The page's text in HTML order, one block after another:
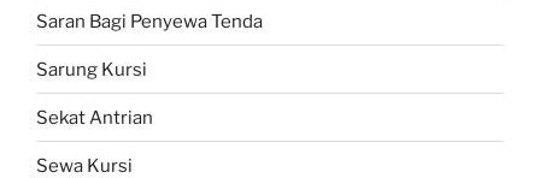
Saran Bagi Penyewa Tenda
Sarung Kursi
Sekat Antrian
Sewa Kursi